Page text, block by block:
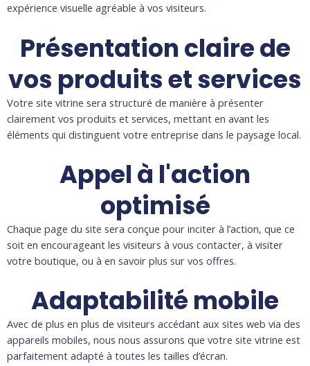
expérience visuelle agréable à vos visiteurs.
Présentation claire de
vos produits et services
Votre site vitrine sera structuré de manière à présenter
clairement vos produits et services, mettant en avant les
éléments qui distinguent votre entreprise dans le paysage local.
Appel à l'action
optimisé
Chaque page du site sera conçue pour inciter à l’action, que ce
soit en encourageant les visiteurs à vous contacter, à visiter
votre boutique, ou à en savoir plus sur vos offres.
Adaptabilité mobile
Avec de plus en plus de visiteurs accédant aux sites web via des
appareils mobiles, nous nous assurons que votre site vitrine est
parfaitement adapté à toutes les tailles d’écran.